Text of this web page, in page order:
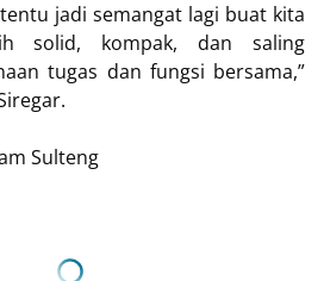
jadi semangat lagi buat kita
solid, kompak, dan saling
tugas dan fungsi bersama,”
Sulteng